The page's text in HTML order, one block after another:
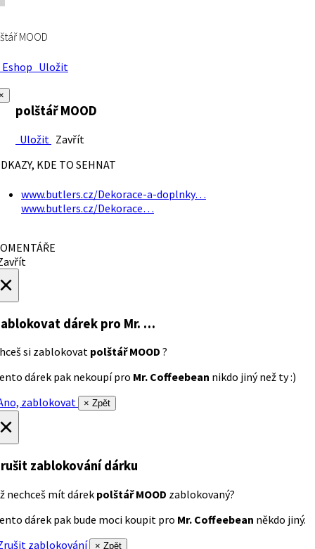
MOOD
Uložit
polštář MOOD
Uložit Zavřít
KDE TO SEHNAT
www.butlers.cz/Dekorace-a-doplnky…
www.butlers.cz/Dekorace…
dárek pro Mr. …
si zablokovat polštář MOOD ?
dárek pak nekoupí pro Mr. Coffeebean nikdo jiný než ty :)
zablokovat
× Zpět
zablokování dárku
nechceš mít dárek polštář MOOD zablokovaný?
dárek pak bude moci koupit pro Mr. Coffeebean někdo jiný.
zablokování
× Zpět